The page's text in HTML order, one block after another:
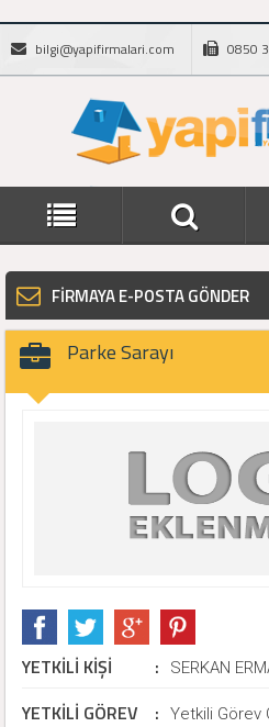
bilgi@yapifirmalari.com 0850
FİRMAYA E-POSTA GÖNDER
Parke Sarayı
YETKİLİ KİŞİ : SERKAN
YETKİLİ GÖREV : Yetkili Görev